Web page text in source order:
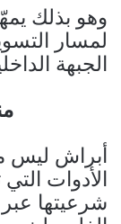
وهو بذلك
لمسار
الجبهة
أبراش ليس
الأدوات
شرعيتها